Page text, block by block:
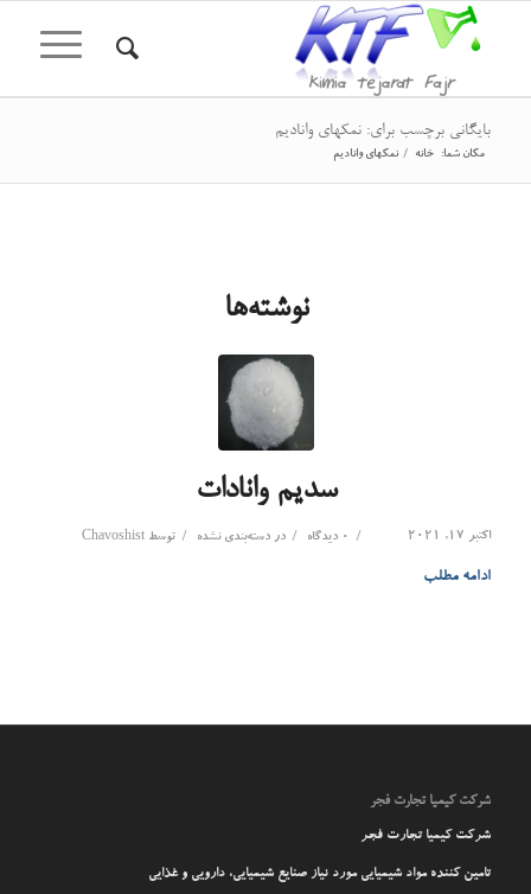
بایگانی برچسب برای: نمکهای وانادیم
مکان شما: خانه / نمکهای وانادیم
نوشته‌ها
سدیم وانادات
اکتبر 17, 2021 / 0 دیدگاه / دردسته‌بندی نشده / توسطChavoshist
ادامه مطلب
شرکت کیمیا تجارت فجر
شرکت کیمیا تجارت فجر
تامین کننده مواد شیمیایی مورد نیاز صنایع شیمیایی، دارویی و غذایی